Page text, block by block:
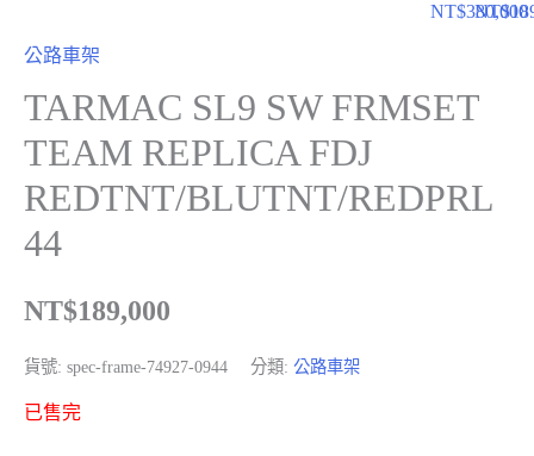
NT$380,000
NT$
公路車架
TARMAC SL9 SW FRMSET
TEAM REPLICA FDJ
REDTNT/BLUTNT/REDPRL
44
NT$189,000
貨號: spec-frame-74927-0944 分類: 公路車架
已售完